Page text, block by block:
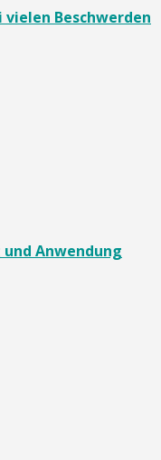
Beschwerden
Anwendung